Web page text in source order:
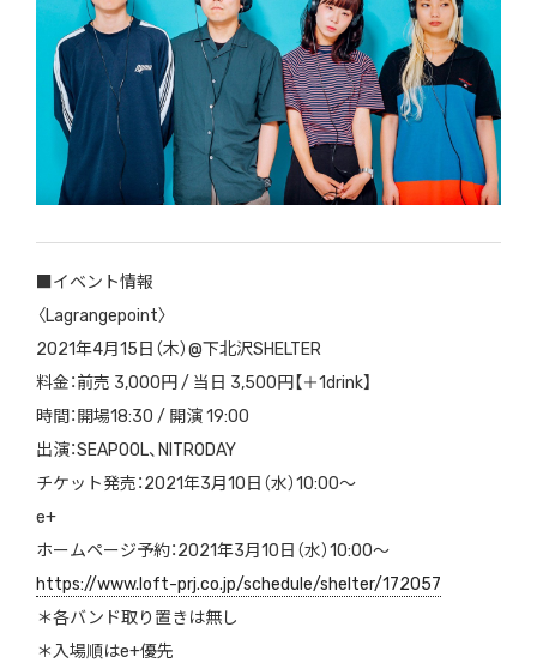
■イベント情報
〈Lagrangepoint〉
2021年4月15日（木）@下北沢SHELTER
料金：前売 3,000円 / 当日 3,500円【＋1drink】
時間：開場18:30 / 開演 19:00
出演：SEAPOOL、NITRODAY
チケット発売：2021年3月10日（水）10:00〜
e+
ホームページ予約：2021年3月10日（水）10:00〜
https://www.loft-prj.co.jp/schedule/shelter/172057
＊各バンド取り置きは無し
＊入場順はe+優先